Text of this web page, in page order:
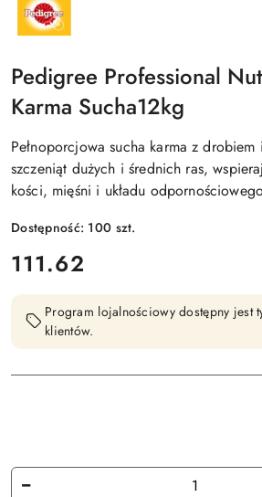
PRODUCENTA:
PEDIGREE
Pedigree Professional
Karma Sucha12kg
Pełnoporcjowa sucha karma z
szczeniąt dużych i średnich ras,
kości, mięśni i układu
Dostępność: 100 szt.
cena:
111.62
Program lojalnościowy dostępny jest
klientów.
Ilość